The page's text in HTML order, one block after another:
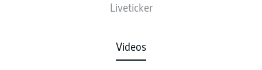
Liveticker
Videos